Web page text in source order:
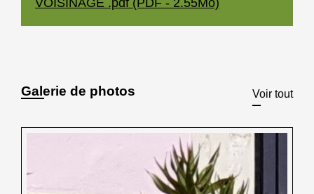
VOISINAGE .pdf (PDF - 2.55Mo)
Galerie de photos Voir tout